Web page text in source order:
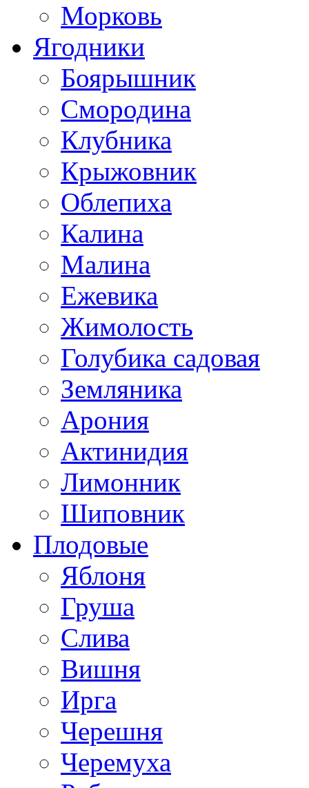
Морковь
Ягодники
Боярышник
Смородина
Клубника
Крыжовник
Облепиха
Калина
Малина
Ежевика
Жимолость
Голубика садовая
Земляника
Арония
Актинидия
Лимонник
Шиповник
Плодовые
Яблоня
Груша
Слива
Вишня
Ирга
Черешня
Черемуха